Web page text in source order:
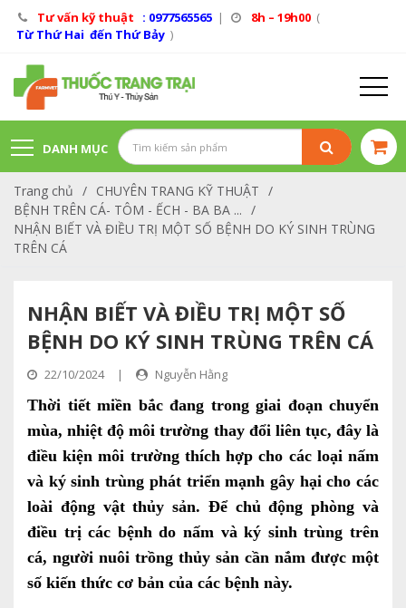
Tư vấn kỹ thuật : 0977565565 | 8h – 19h00 (
Từ Thứ Hai đến Thứ Bảy )
DANH MỤC
SẢN PHẨM
Trang chủ / CHUYÊN TRANG KỸ THUẬT /
BỆNH TRÊN CÁ- TÔM - ẾCH - BA BA ... /
NHẬN BIẾT VÀ ĐIỀU TRỊ MỘT SỐ BỆNH DO KÝ SINH TRÙNG
TRÊN CÁ
NHẬN BIẾT VÀ ĐIỀU TRỊ MỘT SỐ
BỆNH DO KÝ SINH TRÙNG TRÊN CÁ
22/10/2024 | Nguyễn Hằng
Thời tiết miền bắc đang trong giai đoạn chuyển
mùa, nhiệt độ môi trường thay đổi liên tục, đây là
điều kiện môi trường thích hợp cho các loại nấm
và ký sinh trùng phát triển mạnh gây hại cho các
loài động vật thủy sản. Để chủ động phòng và
điều trị các bệnh do nấm và ký sinh trùng trên
cá, người nuôi trồng thủy sản cần nắm được một
số kiến thức cơ bản của các bệnh này.